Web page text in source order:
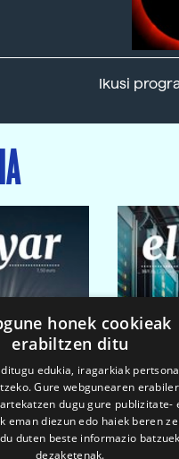
Ikusi
honek cookieak
erabiltzen ditu
edukia, iragarkiak
Gure webgunearen
dugu gure publizitate-
eman diezun edo haiek beren
duten beste informazio
dezaketenak.